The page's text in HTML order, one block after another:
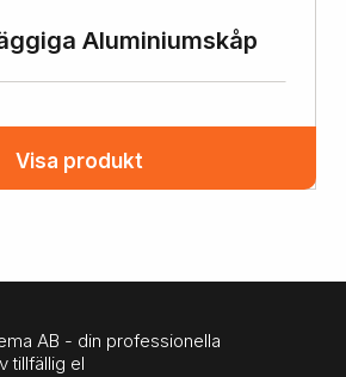
Aluminiumskåp
Visa produkt
AB - din professionella
tillfällig el